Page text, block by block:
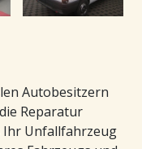
Autobesitzern
Reparatur
Ihr Unfallfahrzeug